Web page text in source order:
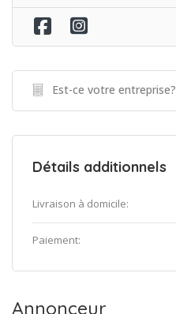
Est-ce votre entreprise?
Détails additionnels
Livraison à domicile:
Paiement:
Annonceur